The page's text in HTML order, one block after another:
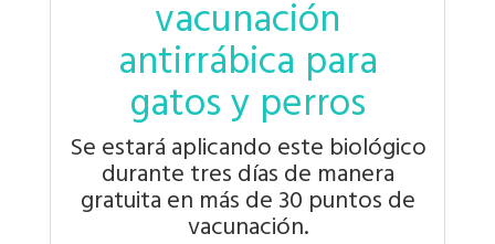
vacunación
antirrábica para
gatos y perros
Se estará aplicando este biológico
durante tres días de manera
gratuita en más de 30 puntos de
vacunación.